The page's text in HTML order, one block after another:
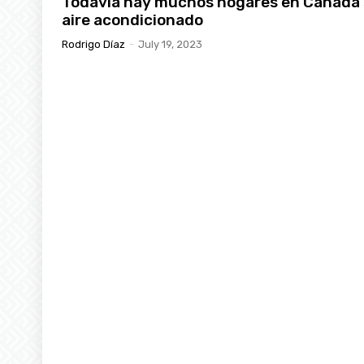
aire acondicionado
Rodrigo Díaz - July 19, 2023